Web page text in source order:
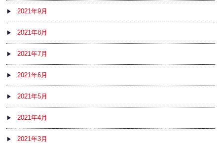
2021年9月
2021年8月
2021年7月
2021年6月
2021年5月
2021年4月
2021年3月